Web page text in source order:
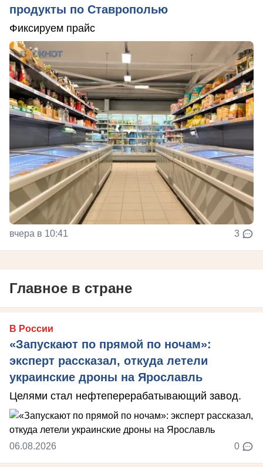
продукты по Ставрополью
Фиксируем прайс
вчера в 10:41 3
Главное в стране
В России
«Запускают по прямой по ночам»:
эксперт рассказал, откуда летели
украинские дроны на Ярославль
Целями стал нефтеперерабатывающий завод.
06.08.2026 0